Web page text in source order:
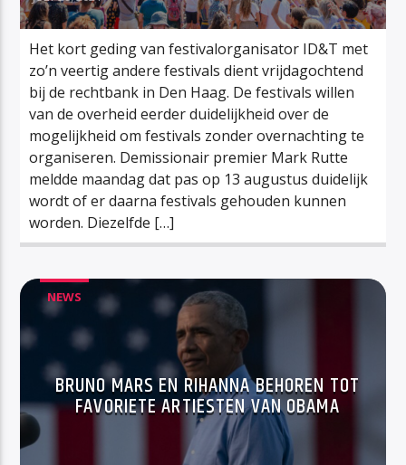
Het kort geding van festivalorganisator ID&T met
zo’n veertig andere festivals dient vrijdagochtend
bij de rechtbank in Den Haag. De festivals willen
van de overheid eerder duidelijkheid over de
mogelijkheid om festivals zonder overnachting te
organiseren. Demissionair premier Mark Rutte
meldde maandag dat pas op 13 augustus duidelijk
wordt of er daarna festivals gehouden kunnen
worden. Diezelfde […]
NEWS
BRUNO MARS EN RIHANNA BEHOREN TOT
FAVORIETE ARTIESTEN VAN OBAMA